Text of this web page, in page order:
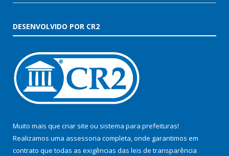
DESENVOLVIDO POR CR2
Muito mais que criar site ou sistema para prefeituras!
Realizamos uma assessoria completa, onde garantimos em
contrato que todas as exigências das leis de transparência